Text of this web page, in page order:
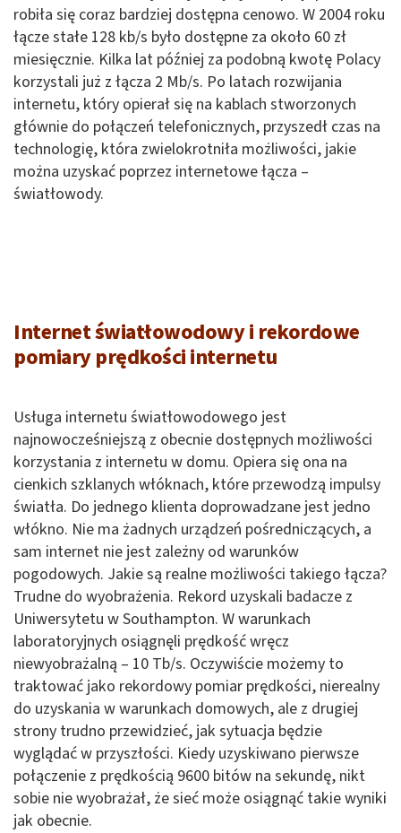
robiła się coraz bardziej dostępna cenowo. W 2004 roku
łącze stałe 128 kb/s było dostępne za około 60 zł
miesięcznie. Kilka lat później za podobną kwotę Polacy
korzystali już z łącza 2 Mb/s. Po latach rozwijania
internetu, który opierał się na kablach stworzonych
głównie do połączeń telefonicznych, przyszedł czas na
technologię, która zwielokrotniła możliwości, jakie
można uzyskać poprzez internetowe łącza –
światłowody.
Internet światłowodowy i rekordowe
pomiary prędkości internetu
Usługa internetu światłowodowego jest
najnowocześniejszą z obecnie dostępnych możliwości
korzystania z internetu w domu. Opiera się ona na
cienkich szklanych włóknach, które przewodzą impulsy
światła. Do jednego klienta doprowadzane jest jedno
włókno. Nie ma żadnych urządzeń pośredniczących, a
sam internet nie jest zależny od warunków
pogodowych. Jakie są realne możliwości takiego łącza?
Trudne do wyobrażenia. Rekord uzyskali badacze z
Uniwersytetu w Southampton. W warunkach
laboratoryjnych osiągnęli prędkość wręcz
niewyobrażalną – 10 Tb/s. Oczywiście możemy to
traktować jako rekordowy pomiar prędkości, nierealny
do uzyskania w warunkach domowych, ale z drugiej
strony trudno przewidzieć, jak sytuacja będzie
wyglądać w przyszłości. Kiedy uzyskiwano pierwsze
połączenie z prędkością 9600 bitów na sekundę, nikt
sobie nie wyobrażał, że sieć może osiągnąć takie wyniki
jak obecnie.